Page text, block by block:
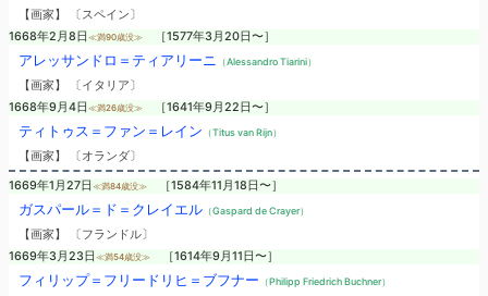
【画家】 〔スペイン〕
1668年2月8日 ≪満90歳没≫ ［1577年3月20日〜］
アレッサンドロ＝ティアリーニ （Alessandro Tiarini）
【画家】 〔イタリア〕
1668年9月4日 ≪満26歳没≫ ［1641年9月22日〜］
ティトゥス＝ファン＝レイン （Titus van Rijn）
【画家】 〔オランダ〕
1669年1月27日 ≪満84歳没≫ ［1584年11月18日〜］
ガスパール＝ド＝クレイエル（Gaspard de Crayer）
【画家】 〔フランドル〕
1669年3月23日 ≪満54歳没≫ ［1614年9月11日〜］
フィリップ＝フリードリヒ＝ブフナー （Philipp Friedrich Buchner）